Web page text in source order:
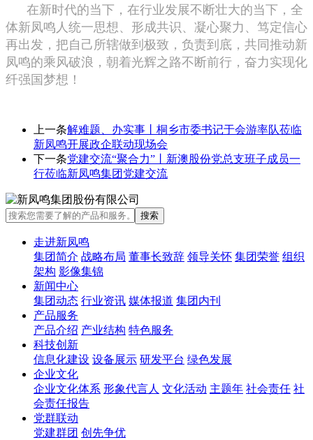
在新时代的当下，在行业发展不断壮大的当下，全
体新凤鸣人统一思想、形成共识、凝心聚力、笃定信心
再出发，把自己所辖做到极致，负责到底，共同推动新
凤鸣的乘风破浪，朝着光辉之路不断前行，奋力实现化
纤强国梦想！
上一条解难题、办实事丨桐乡市委书记于会游率队莅临
新凤鸣开展政企联动现场会
下一条党建交流“聚合力”丨新澳股份党总支班子成员一
行莅临新凤鸣集团党建交流
走进新凤鸣
集团简介 战略布局 董事长致辞 领导关怀 集团荣誉 组织
架构 影像集锦
新闻中心
集团动态 行业资讯 媒体报道 集团内刊
产品服务
产品介绍 产业结构 特色服务
科技创新
信息化建设 设备展示 研发平台 绿色发展
企业文化
企业文化体系 形象代言人 文化活动 主题年 社会责任 社
会责任报告
党群联动
党建群团 创先争优